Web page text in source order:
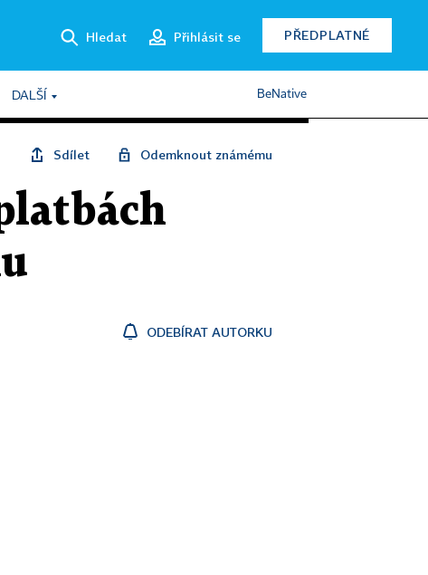
Hledat Přihlásit se PŘEDPLATNÉ
DALŠÍ BeNative
Sdílet Odemknout známému
ODEBÍRAT AUTORKU